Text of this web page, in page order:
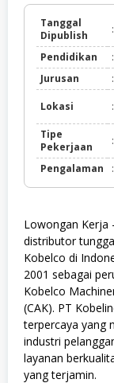
Tanggal
Dipublish
:
Pendidikan :
Jurusan
:
Lokasi :
Tipe
Pekerjaan
:
Pengalaman :
Lowongan Kerja
distributor
Kobelco di
2001 sebagai
Kobelco
(CAK). PT
terpercaya yang
industri
layanan
yang terjamin.